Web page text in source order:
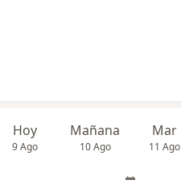
Hoy
9 Ago
Mañana
10 Ago
Mar
11 Ago